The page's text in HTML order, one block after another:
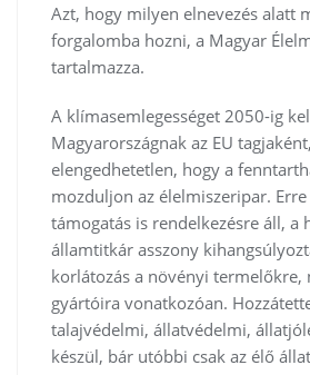
Azt, hogy milyen elnevezés alatt
forgalomba hozni, a Magyar
tartalmazza.
A klímasemlegességet 2050-ig
Magyarországnak az EU
elengedhetetlen, hogy a
mozduljon az élelmiszeripar.
támogatás is rendelkezésre áll, a
államtitkár asszony
korlátozás a növényi termelőkre,
gyártóira vonatkozóan.
talajvédelmi, állatvédelmi,
készül, bár utóbbi csak az élő